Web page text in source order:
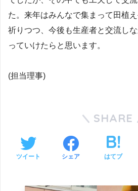
た。来年はみんなで集まって田植
祈りつつ、今後も生産者と交流し
っていけたらと思います。
(担当理事)
SHARE
ツイート シェア はてブ